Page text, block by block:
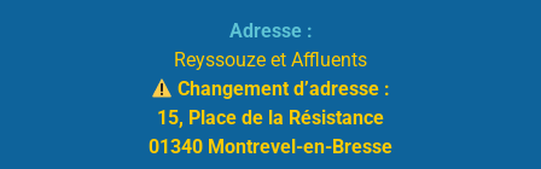
Adresse :
Reyssouze et Affluents
Changement d’adresse :
15, Place de la Résistance
01340 Montrevel-en-Bresse